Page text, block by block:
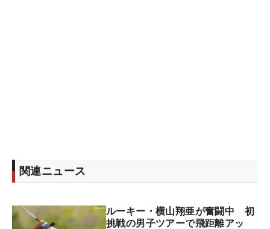
関連ニュース
ルーキー・横山翔亜が奮闘中 初
挑戦の男子ツアーで飛距離アッ